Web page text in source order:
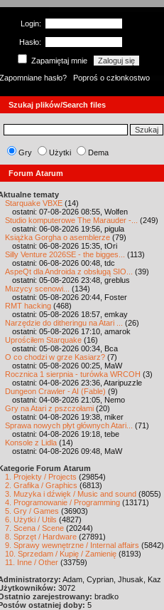
Login:
Hasło:
Zapamiętaj mnie
Zapomniane hasło?
Poproś o członkostwo
Szukaj plików/Search files
Gry Użytki Dema
Forum Atarum
tematy
Starquake VBXE (14)
ostatni: 07-08-2026 08:55, Wolfen
Studio komputerowe The Marauder -...
(249)
ostatni: 06-08-2026 19:56, pigula
Książka Gorgha o asemblerze (79)
ostatni: 06-08-2026 15:35, tOri
Silly Venture 2026SE - the bigges...
(113)
ostatni: 06-08-2026 00:48, tdc
AspeQt dla Androida z obsługą SIO...
(39)
ostatni: 05-08-2026 23:48, greblus
Muzycy scenowi...
(134)
ostatni: 05-08-2026 20:44, Foster
RMT hacking (468)
ostatni: 05-08-2026 18:57, emkay
Narzędzie do ditheringu na Atari ...
(26)
ostatni: 05-08-2026 17:10, amarok
Uprościłem Starquake (16)
ostatni: 05-08-2026 00:34, Bca
O co chodzi w grze Kasiarz? (7)
ostatni: 05-08-2026 00:25, MaW
Rocznica 1 sierpnia - turówka WRCOH (3)
ostatni: 04-08-2026 23:36, Ataripuzzle
Dungeon Crawler - AI (Fable) (9)
ostatni: 04-08-2026 21:05, Nemo
Gry na Atari z pszczołami (20)
ostatni: 04-08-2026 19:38, miker
Sprawa nowych płyt głównych Atari...
(71)
ostatni: 04-08-2026 19:18, tebe
Konsole z Lidla (14)
ostatni: 04-08-2026 09:48, MaW
Forum Atarum
1. Projekty / Projects (29854)
2. Grafika / Graphics (6813)
3. Muzyka i dźwięk / Music and sound (8055)
4. Programowanie / Programming (13171)
5. Gry / Games (36903)
6. Użytki / Utils (4827)
7. Scena / Scene (20244)
8. Sprzęt / Hardware (27891)
9. Sprawy wewnętrzne / Internal affairs (5842)
10. Sprzedam / Kupię / Zamienię (8193)
11. Inne / Other (33759)
Adam, Cyprian, Jhusak, Kaz
3072
zarejestrowany: bradko
ostatniej doby: 5